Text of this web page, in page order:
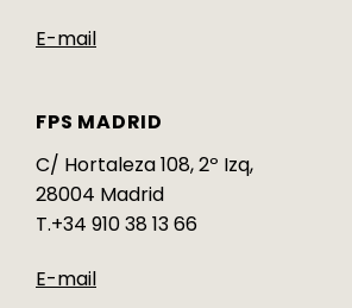
E-mail
FPS MADRID
C/ Hortaleza 108, 2º Izq,
28004 Madrid
T.+34 910 38 13 66
E-mail